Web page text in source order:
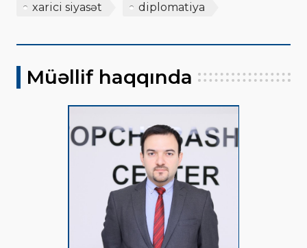
xarici siyasət
diplomatiya
Müəllif haqqında